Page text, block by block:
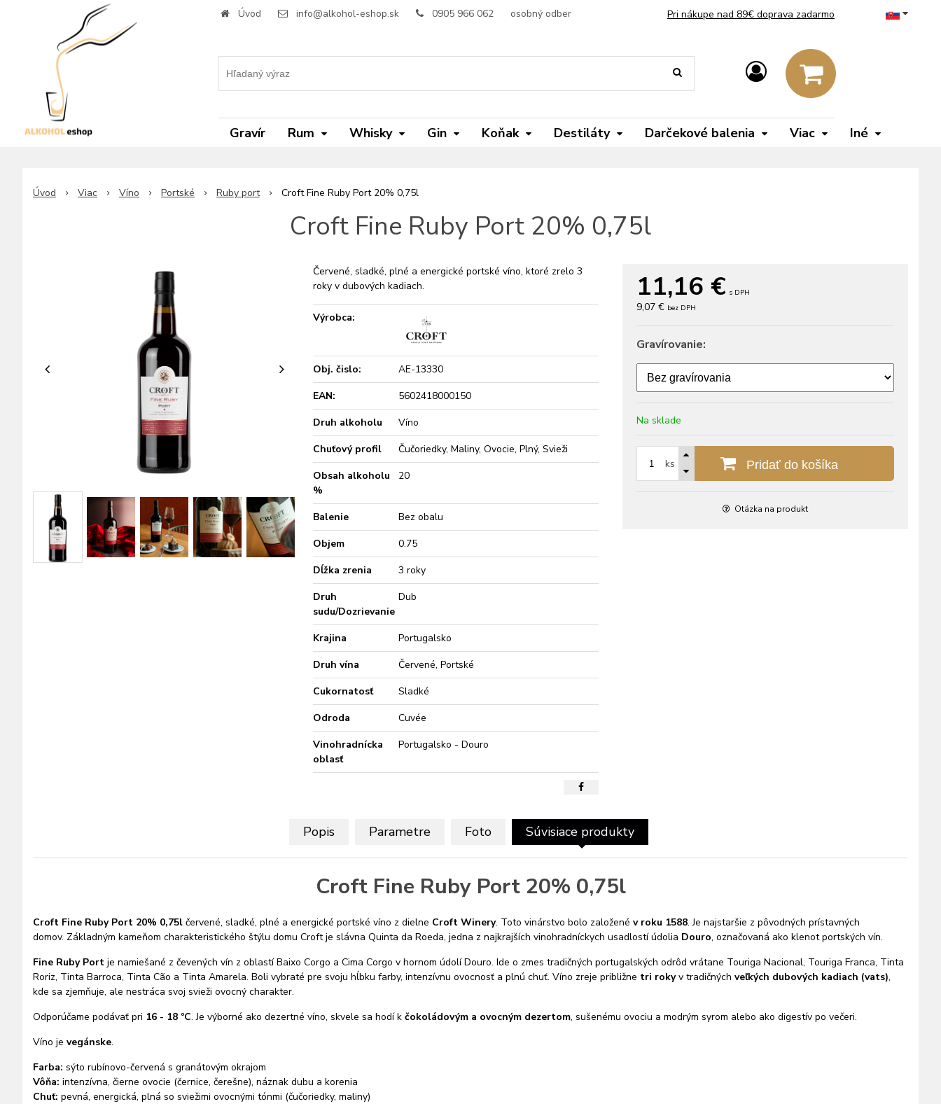
Úvod info@alkohol-eshop.sk 0905 966 062 osobný odber Pri nákupe nad 89€ doprava zadarmo
Gravír Rum Whisky Gin Koňak Destiláty Darčekové balenia Viac Iné
Úvod Viac Víno Portské Ruby port Croft Fine Ruby Port 20% 0,75l
Croft Fine Ruby Port 20% 0,75l
11,16 € s DPH
9,07 € bez DPH
Gravírovanie:
Na sklade
ks Pridať do košíka
Otázka na produkt
Červené, sladké, plné a energické portské víno, ktoré zrelo 3
roky v dubových kadiach.
Výrobca:
Obj. čislo:
AE-13330
EAN:
5602418000150
Druh alkoholu
Víno
Chuťový profil
Čučoriedky, Maliny, Ovocie, Plný, Svieži
Obsah alkoholu
%
20
Balenie
Bez obalu
Objem
0.75
Dĺžka zrenia
3 roky
Druh
sudu/Dozrievanie
Dub
Krajina
Portugalsko
Druh vína
Červené, Portské
Cukornatosť
Sladké
Odroda
Cuvée
Vinohradnícka
oblasť
Portugalsko - Douro
Popis Parametre Foto Súvisiace produkty
Croft Fine Ruby Port 20% 0,75l
Croft Fine Ruby Port 20% 0,75l červené, sladké, plné a energické portské víno z dielne Croft Winery. Toto vinárstvo bolo založené v roku 1588. Je najstaršie z pôvodných prístavných
domov. Základným kameňom charakteristického štýlu domu Croft je slávna Quinta da Roeda, jedna z najkrajších vinohradníckych usadlostí údolia Douro, označovaná ako klenot portských vín.
Fine Ruby Port je namiešané z čevených vín z oblastí Baixo Corgo a Cima Corgo v hornom údolí Douro. Ide o zmes tradičných portugalských odrôd vrátane Touriga Nacional, Touriga Franca, Tinta
Roriz, Tinta Barroca, Tinta Cão a Tinta Amarela. Boli vybraté pre svoju hĺbku farby, intenzívnu ovocnosť a plnú chuť. Víno zreje približne tri rokyv tradičných veľkých dubových kadiach (vats),
kde sa zjemňuje, ale nestráca svoj svieži ovocný charakter.
Odporúčame podávať pri 16 - 18 ºC.Je výborné ako dezertné víno, skvele sa hodí k čokoládovým a ovocným dezertom, sušenému ovociu a modrým syrom alebo ako digestív po večeri.
Víno je vegánske.
Farba: sýto rubínovo-červená s granátovým okrajom
Vôňa: intenzívna, čierne ovocie (černice, čerešne), náznak dubu a korenia
Chuť: pevná, energická, plná so sviežimi ovocnými tónmi (čučoriedky, maliny)